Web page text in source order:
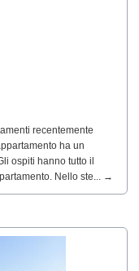
recentemente
ha un
ospiti hanno tutto il
Nello ste... →